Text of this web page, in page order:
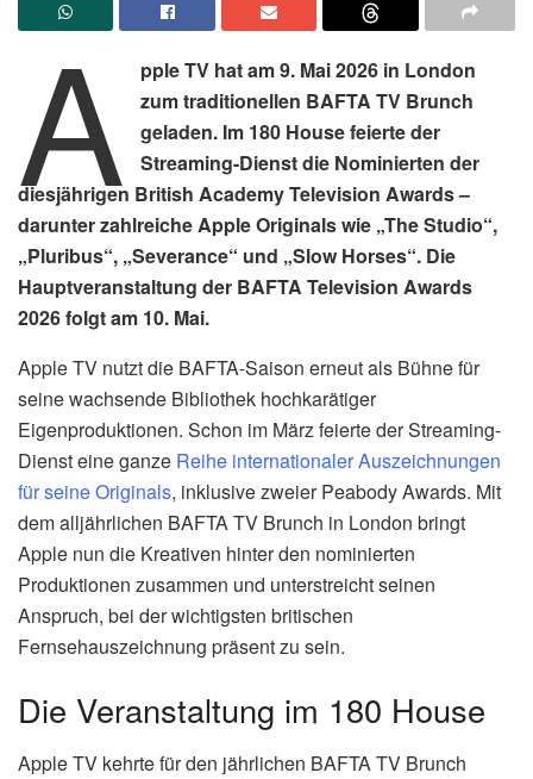
A
pple TV hat am 9. Mai 2026 in London
zum traditionellen BAFTA TV Brunch
geladen. Im 180 House feierte der
Streaming-Dienst die Nominierten der
diesjährigen British Academy Television Awards –
darunter zahlreiche Apple Originals wie „The Studio“,
„Pluribus“, „Severance“ und „Slow Horses“. Die
Hauptveranstaltung der BAFTA Television Awards
2026 folgt am 10. Mai.
Apple TV nutzt die BAFTA-Saison erneut als Bühne für
seine wachsende Bibliothek hochkarätiger
Eigenproduktionen. Schon im März feierte der Streaming-
Dienst eine ganze Reihe internationaler Auszeichnungen
für seine Originals, inklusive zweier Peabody Awards. Mit
dem alljährlichen BAFTA TV Brunch in London bringt
Apple nun die Kreativen hinter den nominierten
Produktionen zusammen und unterstreicht seinen
Anspruch, bei der wichtigsten britischen
Fernsehauszeichnung präsent zu sein.
Die Veranstaltung im 180 House
Apple TV kehrte für den jährlichen BAFTA TV Brunch